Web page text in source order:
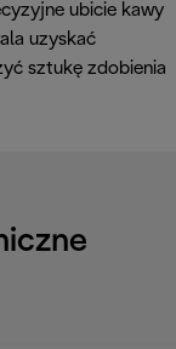
ubicie kawy
uzyskać
sztukę zdobienia